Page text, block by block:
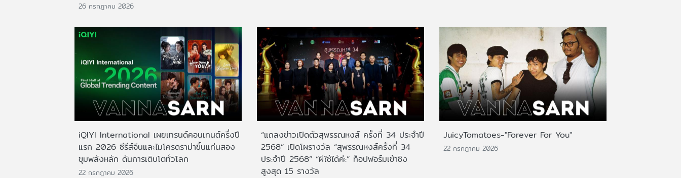
26 กรกฎาคม 2026
iQIYI International เผยเทรนด์คอนเทนต์ครึ่งปี
แรก 2026 ซีรีส์จีนและไมโครดราม่าขึ้นแท่นสอง
ขุมพลังหลัก ดันการเติบโตทั่วโลก
22 กรกฎาคม 2026
“แถลงข่าวเปิดตัวสุพรรณหงส์ ครั้งที่ 34 ประจำปี
2568” เปิดโผรางวัล “สุพรรณหงส์ครั้งที่ 34
ประจำปี 2568” “ผีใช้ได้ค่ะ” ท็อปฟอร์มเข้าชิง
สูงสุด 15 รางวัล
JuicyTomatoes-"Forever For You"
22 กรกฎาคม 2026